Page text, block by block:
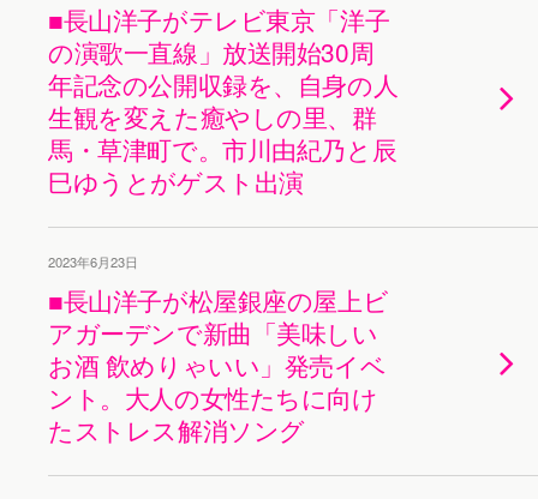
■長山洋子がテレビ東京「洋子
の演歌一直線」放送開始30周
年記念の公開収録を、自身の人
生観を変えた癒やしの里、群
馬・草津町で。市川由紀乃と辰
巳ゆうとがゲスト出演
2023年6月23日
■長山洋子が松屋銀座の屋上ビ
アガーデンで新曲「美味しい
お酒 飲めりゃいい」発売イベ
ント。大人の女性たちに向け
たストレス解消ソング